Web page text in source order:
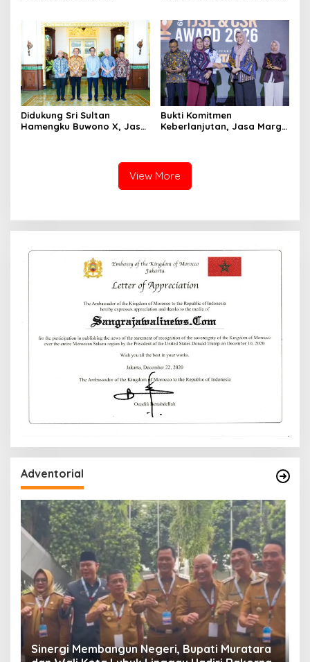
Didukung Sri Sultan
Hamengku Buwono X, Jasa
untuk Dukung Konektivitas
Bukti Komitmen
Keberlanjutan, Jasa Marga
View More
Adventorial
Sinergi Membangun Negeri, Bupati Muratara